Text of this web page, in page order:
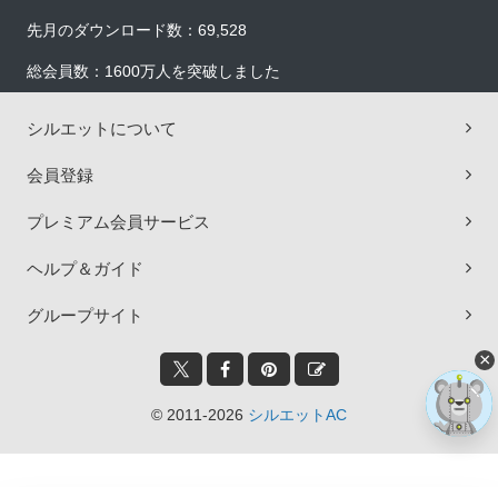
先月のダウンロード数：69,528
総会員数：1600万人を突破しました
シルエットについて
会員登録
プレミアム会員サービス
ヘルプ＆ガイド
グループサイト
© 2011-2026 シルエットAC
×